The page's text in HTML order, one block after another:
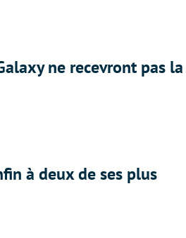
ne recevront pas la
à deux de ses plus